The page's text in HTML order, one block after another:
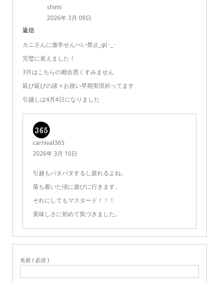
shimi
2026年 3月 09日
返信
カニさんに激辛せんべい禁止_φ(･_･
完璧に覚えました！
3月はこちらの都合悪くすみません
延び延びの諸々お祝い早期実現祈ってます
引越しは4月4日になりました
carnival365
2026年 3月 10日
引越もバタバタするし疲れるよね。
落ち着いた頃に遊びに行きます。
それにしてもマスタード！！！
美味しさに初めて気づきました。
名前 ( 必須 )